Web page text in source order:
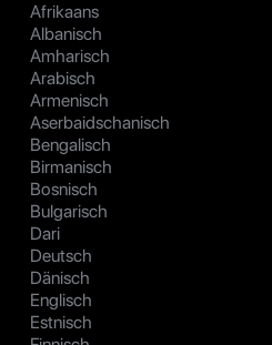
Afrikaans
Albanisch
Amharisch
Arabisch
Armenisch
Aserbaidschanisch
Bengalisch
Birmanisch
Bosnisch
Bulgarisch
Dari
Deutsch
Dänisch
Englisch
Estnisch